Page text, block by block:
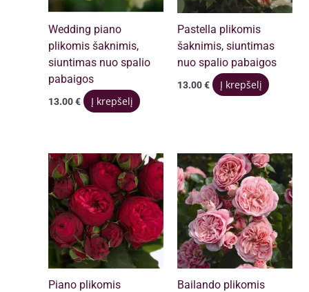
Wedding piano
plikomis šaknimis,
siuntimas nuo spalio
pabaigos
13.00€ Į krepšelį
Pastella plikomis
šaknimis, siuntimas
nuo spalio pabaigos
13.00€ Į krepšelį
Piano plikomis
Bailando plikomis